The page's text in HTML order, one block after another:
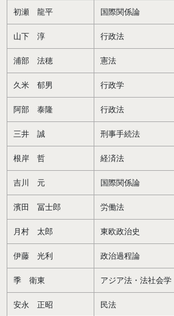
初瀬 龍平 国際関係論
山下 淳 行政法
浦部 法穂 憲法
久米 郁男 行政学
阿部 泰隆 行政法
三井 誠 刑事手続法
根岸 哲 経済法
吉川 元 国際関係論
濱田 冨士郎 労働法
月村 太郎 東欧政治史
伊藤 光利 政治過程論
季 衛東 アジア法・法社会学
安永 正昭 民法